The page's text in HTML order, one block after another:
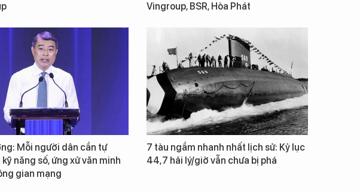
Vingroup, BSR, Hòa Phát
Mỗi người dân cần tự
năng số, ứng xử văn minh
gian mạng
7 tàu ngầm nhanh nhất lịch sử: Kỷ lục
44,7 hải lý/giờ vẫn chưa bị phá